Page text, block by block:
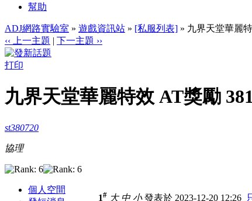
幫助
ADJ網路實驗室 » 遊戲資訊站 » [私服列表] » 九界天堂華麗
‹‹ 上一主題 | 下一主題 ››
打印
九界天堂華麗特效 AT獎勵
st380720
協理
個人空間
1# 大 中 小發表於 2023-12-20 12:26